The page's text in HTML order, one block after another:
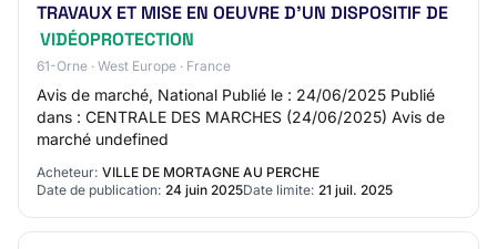
TRAVAUX ET MISE EN OEUVRE D'UN DISPOSITIF DE
VIDÉOPROTECTION
61-Orne · West Europe · France
Avis de marché, National Publié le : 24/06/2025 Publié
dans : CENTRALE DES MARCHES (24/06/2025) Avis de
marché undefined
Acheteur: VILLE DE MORTAGNE AU PERCHE
Date de publication: 24 juin 2025Date limite: 21 juil. 2025